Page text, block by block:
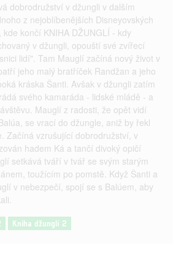
dobrodružství v džungli v dalším
z nejoblíbenějších Disneyovských
končí KNIHA DŽUNGLÍ - kdy
v džungli, opouští své zvířecí
lidí". Tam Mauglí začíná nový život v
jeho malý bratříček Randžan a jeho
kráska Šanti. Avšak v džungli zatím
svého kamaráda - lidské mládě - a
Mauglí z radosti, že opět vidí
se vrací do džungle, aniž by řekl
Začíná vzrušující dobrodružství, v
hadem Ká a tančí divoký opičí
setkává tváří v tvář se svým starým
toužícím po pomstě. Když Šanti a
v nebezpečí, spojí se s Balúem, aby
Kniha džunglí 2